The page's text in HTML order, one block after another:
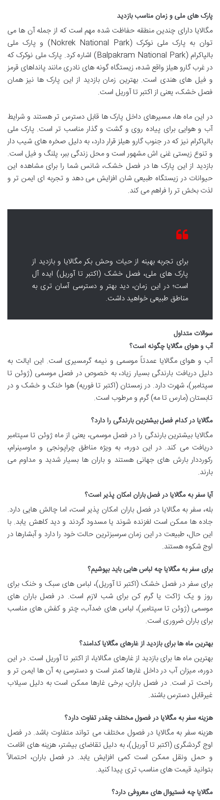
پارک های ملی و زمان مناسب بازدید
مگالایا دارای چندین منطقه حفاظت شده مهم است که از جمله آن ها می
توان به پارک ملی نوکرک (Nokrek National Park) و پارک ملی
بالپاکرام (Balpakram National Park) اشاره کرد. پارک ملی نوکرک که
در غرب گارو هیلز واقع شده، زیستگاه گونه های نادری مانند پانداهای قرمز
و فیل های هندی است. بهترین زمان بازدید از این پارک ها نیز همان
فصل خشک، یعنی از اکتبر تا آوریل است.
در این ماه ها، مسیرهای داخل پارک ها قابل دسترس تر هستند و شرایط
آب و هوایی برای پیاده روی و گشت و گذار مناسب تر است. پارک ملی
بالپاکرام نیز که در جنوب گارو هیلز قرار دارد، به دلیل صخره های شیب دار
و تنوع زیستی غنی اش مشهور است و محل زندگی ببر، پلنگ و فیل است.
بازدید از این پارک ها در فصل خشک، شانس شما را برای مشاهده این
حیوانات در زیستگاه طبیعی شان افزایش می دهد و تجربه ای ایمن تر و
لذت بخش تر را فراهم می کند.
برای تجربه بهینه از حیات وحش بکر مگالایا و بازدید از
پارک های ملی، فصل خشک (اکتبر تا آوریل) ایده آل
است؛ در این زمان، دید بهتر و دسترسی آسان تری به
مناطق طبیعی خواهید داشت.
سوالات متداول
آب و هوای مگالایا چگونه است؟
آب و هوای مگالایا عمدتاً موسمی و نیمه گرمسیری است. این ایالت به
دلیل دریافت بارندگی بسیار زیاد، به خصوص در فصل موسمی (ژوئن تا
سپتامبر)، شهرت دارد. در زمستان (اکتبر تا فوریه) هوا خنک و خشک و در
تابستان (مارس تا مه) گرم و مرطوب است.
مگالایا در کدام فصل بیشترین بارندگی را دارد؟
مگالایا بیشترین بارندگی را در فصل موسمی، یعنی از ماه ژوئن تا سپتامبر
دریافت می کند. در این دوره، به ویژه مناطق چراپونجی و ماوسینرام،
رکورددار بارش های جهانی هستند و باران ها بسیار شدید و مداوم می
بارند.
آیا سفر به مگالایا در فصل باران امکان پذیر است؟
بله، سفر به مگالایا در فصل باران امکان پذیر است، اما چالش هایی دارد.
جاده ها ممکن است لغزنده شوند یا مسدود گردند و دید کاهش یابد. با
این حال، طبیعت در این زمان سرسبزترین حالت خود را دارد و آبشارها در
اوج شکوه هستند.
برای سفر به مگالایا چه لباس هایی باید بپوشیم؟
برای سفر در فصل خشک (اکتبر تا آوریل)، لباس های سبک و خنک برای
روز و یک ژاکت یا گرم کن برای شب لازم است. در فصل باران های
موسمی (ژوئن تا سپتامبر)، لباس های ضدآب، چتر و کفش های مناسب
برای باران ضروری است.
بهترین ماه ها برای بازدید از غارهای مگالایا کدامند؟
بهترین ماه ها برای بازدید از غارهای مگالایا، از اکتبر تا آوریل است. در این
دوره، میزان آب در داخل غارها کمتر است و دسترسی به آن ها ایمن تر و
راحت تر است. در فصل باران، برخی غارها ممکن است به دلیل سیلاب
غیرقابل دسترس باشند.
هزینه سفر به مگالایا در فصول مختلف چقدر تفاوت دارد؟
هزینه سفر به مگالایا در فصول مختلف می تواند متفاوت باشد. در فصل
اوج گردشگری (اکتبر تا آوریل)، به دلیل تقاضای بیشتر، هزینه های اقامت
و حمل ونقل ممکن است کمی افزایش یابد. در فصل باران، احتمالاً
بتوانید قیمت های مناسب تری پیدا کنید.
مگالایا چه فستیوال های معروفی دارد؟